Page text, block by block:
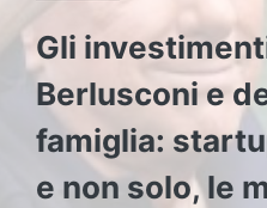
Gli
Berlusconi e
famiglia:
e non solo, le